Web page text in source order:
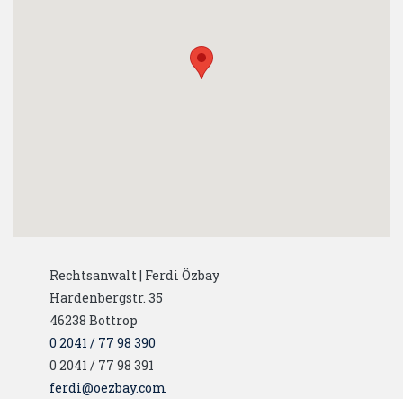
Rechtsanwalt | Ferdi Özbay
Hardenbergstr. 35
46238 Bottrop
0 2041 / 77 98 390
0 2041 / 77 98 391
ferdi@oezbay.com